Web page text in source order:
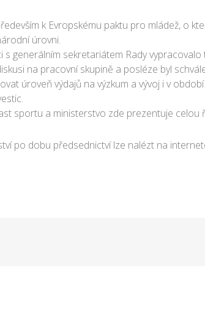
k Evropskému paktu pro mládež, o
úrovni.
generálním sekretariátem Rady
na pracovní skupině a posléze byl
úroveň výdajů na výzkum a vývoj i v
sportu a ministerstvo zde prezentuje celou
po dobu předsednictví lze nalézt na